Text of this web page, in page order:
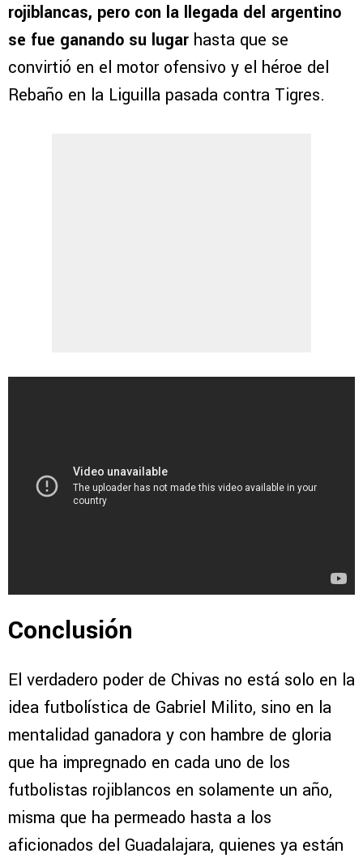
rojiblancas, pero con la llegada del argentino
se fue ganando su lugar hasta que se
convirtió en el motor ofensivo y el héroe del
Rebaño en la Liguilla pasada contra Tigres.
Conclusión
El verdadero poder de Chivas no está solo en la
idea futbolística de Gabriel Milito, sino en la
mentalidad ganadora y con hambre de gloria
que ha impregnado en cada uno de los
futbolistas rojiblancos en solamente un año,
misma que ha permeado hasta a los
aficionados del Guadalajara, quienes ya están